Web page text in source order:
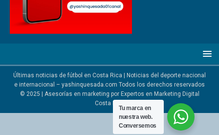
Últimas noticias de fútbol en Costa Rica | Noticias del deporte nacional
e internacional – yashinquesada.com Todos los derechos reservados
© 2025 | Asesorías en marketing por Expertos en Marketing Digital
Costa Rica
Tu marca en
nuestra web.
Conversemos